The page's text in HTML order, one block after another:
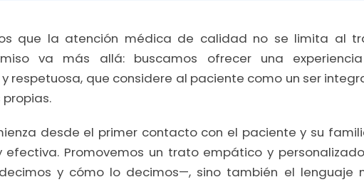
que la atención médica de calidad no se limita al
va más allá: buscamos ofrecer una
respetuosa, que considere al paciente como un ser
desde el primer contacto con el paciente y su
Promovemos un trato empático y
y cómo lo decimos—, sino también el lenguaje